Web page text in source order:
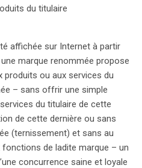
du titulaire
affichée sur Internet à partir
marque renommée propose
produits ou aux services du
– sans offrir une simple
du titulaire de cette
de cette dernière ou sans
(ternissement) et sans au
de ladite marque – un
concurrence saine et loyale